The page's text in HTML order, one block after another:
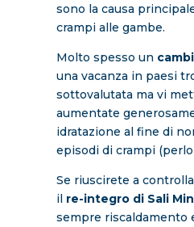
sono la causa
crampi alle gambe.
Molto spesso un
una vacanza in paesi
sottovalutata ma vi
aumentate
idratazione al fine di
episodi di crampi
Se riuscirete a
ilre-integro di Sali
sempre riscaldamento